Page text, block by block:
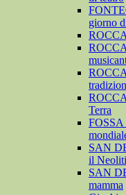
giorno
Terra
FOSSA
SAN
il
SAN
mamma